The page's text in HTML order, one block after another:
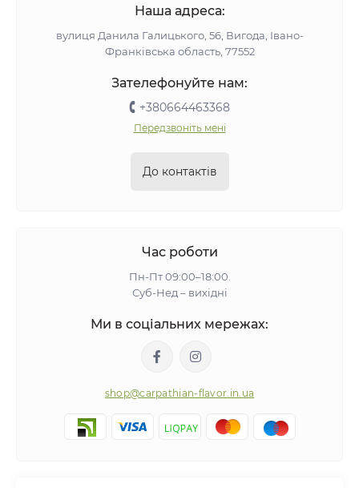
Наша адреса:
вулиця Данила Галицького, 56, Вигода, Івано-
Франківська область, 77552
Зателефонуйте нам:
+380664463368
Передзвоніть мені
До контактів
Час роботи
Пн-Пт 09:00–18:00.
Суб-Нед – вихідні
Ми в соціальних мережах:
shop@carpathian-flavor.in.ua